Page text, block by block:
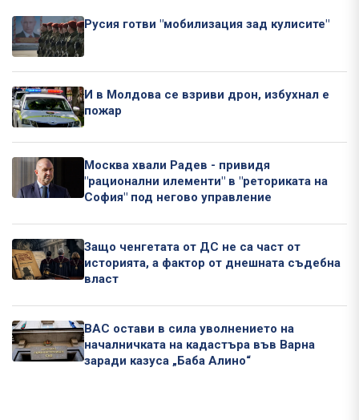
Русия готви "мобилизация зад кулисите"
И в Молдова се взриви дрон, избухнал е
пожар
Москва хвали Радев - привидя
"рационални илементи" в "реториката на
София" под негово управление
Защо ченгетата от ДС не са част от
историята, а фактор от днешната съдебна
власт
ВАС остави в сила уволнението на
началничката на кадастъра във Варна
заради казуса „Баба Алино“